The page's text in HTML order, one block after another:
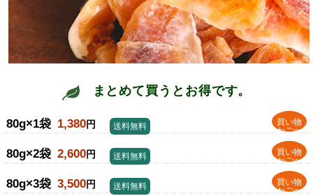
まとめて買うとお得です。
80g×1袋 1,380円
買い物
かごへ
送料無料
80g×2袋 2,600円
買い物
かごへ
送料無料
80g×3袋 3,500円
買い物
かごへ
送料無料